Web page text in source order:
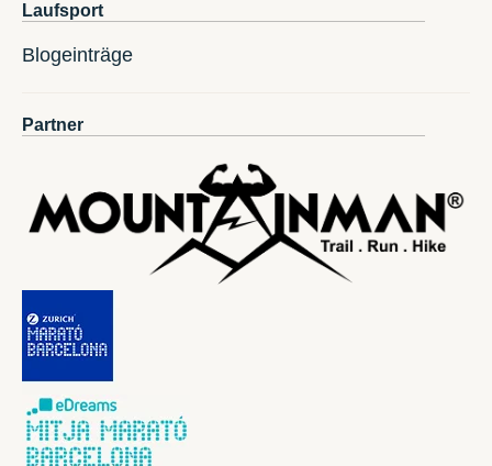
Laufsport
Blogeinträge
Partner